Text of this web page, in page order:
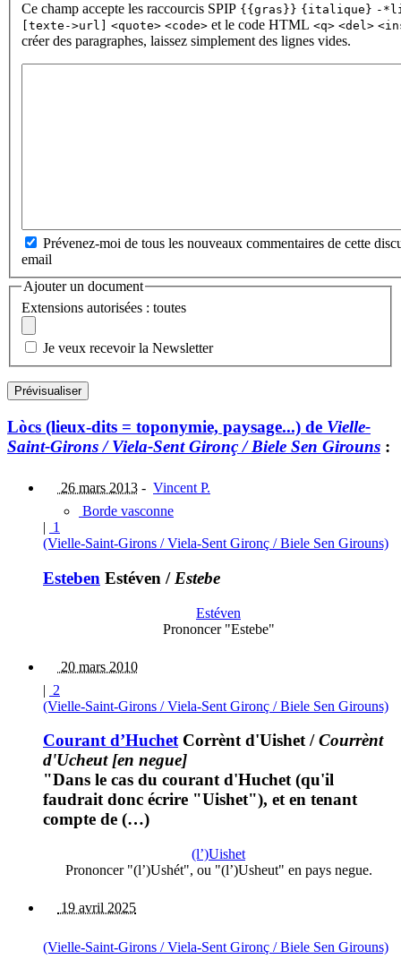
Ce champ accepte les raccourcis SPIP {{gras}} {italique} -
[texte->url]
<quote> <code> et le code HTML <q> <del>
créer des paragraphes, laissez simplement des lignes vides.
Prévenez-moi de tous les nouveaux commentaires de cette
email
Ajouter un document
Extensions autorisées : toutes
Je veux recevoir la Newsletter
Lòcs (lieux-dits = toponymie, paysage...) de Vielle-
Saint-Girons / Viela-Sent Gironç / Biele Sen Girouns :
26 mars 2013 - Vincent P.
Borde vasconne
| 1
(Vielle-Saint-Girons / Viela-Sent Gironç / Biele Sen Girouns)
Esteben Estéven / Estebe
Estéven
Prononcer "Estebe"
20 mars 2010
| 2
(Vielle-Saint-Girons / Viela-Sent Gironç / Biele Sen Girouns)
Courant d’HuchetCorrènt d'Uishet/Courrènt
d'Ucheut [en negue]
"Dans le cas du courant d'Huchet (qu'il
faudrait donc écrire "Uishet"), et en tenant
compte de (…)
(l’)Uishet
Prononcer "(l’)Ushét", ou "(l’)Usheut" en pays negue.
19 avril 2025
(Vielle-Saint-Girons / Viela-Sent Gironç / Biele Sen Girouns)